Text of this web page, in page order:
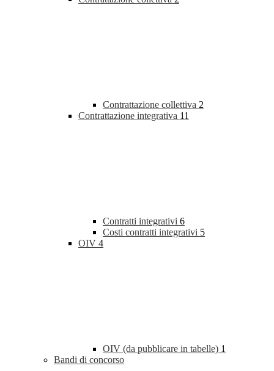
Contrattazione collettiva 2
Contrattazione integrativa 11
Contratti integrativi 6
Costi contratti integrativi 5
OIV 4
OIV (da pubblicare in tabelle) 1
Bandi di concorso